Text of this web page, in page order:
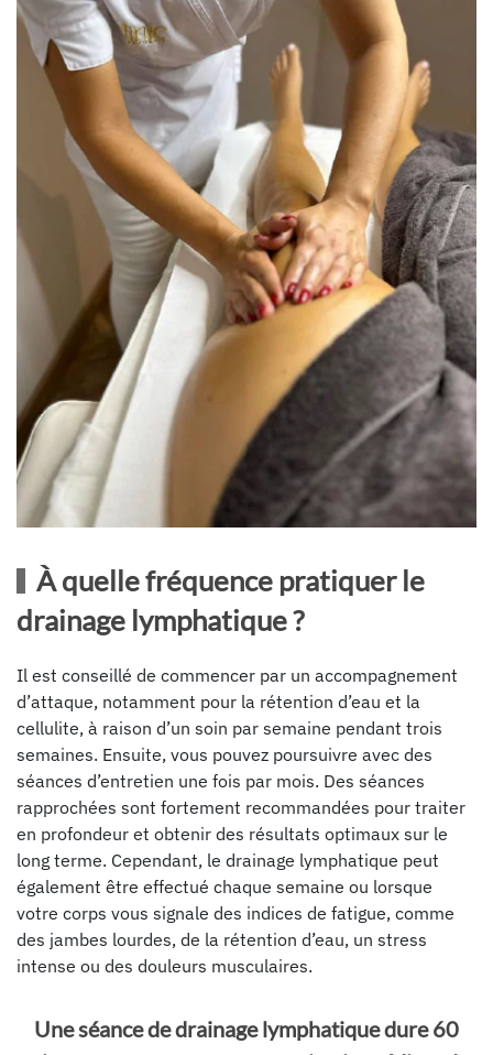
À quelle fréquence pratiquer le
drainage lymphatique ?
Il est conseillé de commencer par un accompagnement
d’attaque, notamment pour la rétention d’eau et la
cellulite, à raison d’un soin par semaine pendant trois
semaines. Ensuite, vous pouvez poursuivre avec des
séances d’entretien une fois par mois. Des séances
rapprochées sont fortement recommandées pour traiter
en profondeur et obtenir des résultats optimaux sur le
long terme. Cependant, le drainage lymphatique peut
également être effectué chaque semaine ou lorsque
votre corps vous signale des indices de fatigue, comme
des jambes lourdes, de la rétention d’eau, un stress
intense ou des douleurs musculaires.
Une séance de drainage lymphatique dure 60